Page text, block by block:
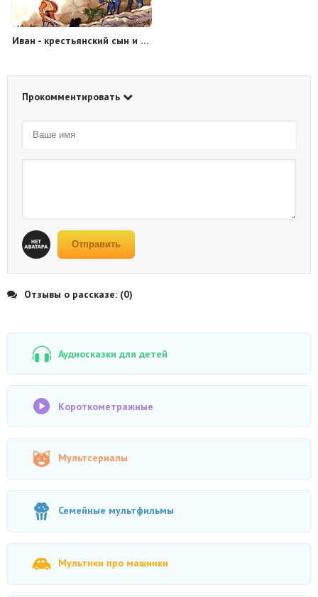
Иван - крестьянский сын и Чудо-Юдо
Прокомментировать
Отправить
Отзывы о рассказе: (0)
Аудиосказки для детей
Короткометражные
Мультсериалы
Семейные мультфильмы
Мультики про машинки